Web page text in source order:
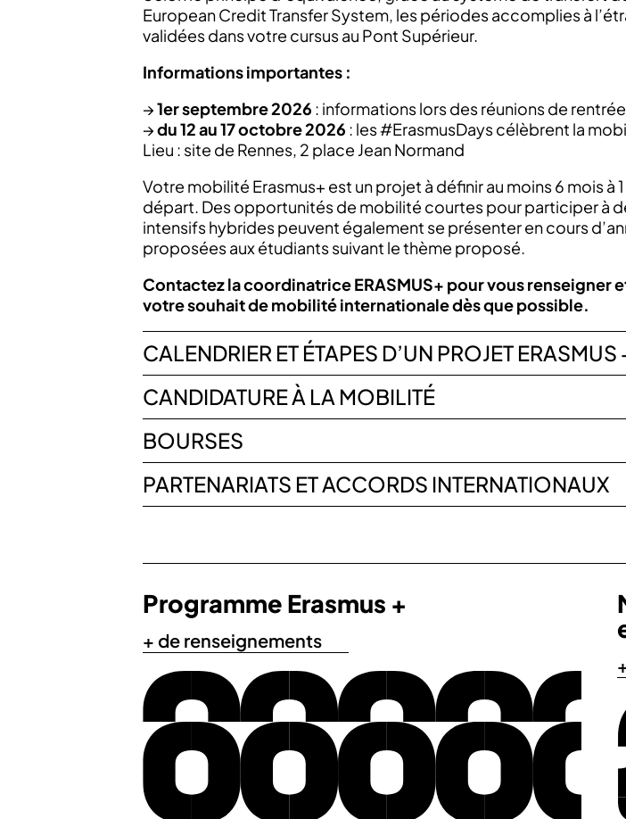
European Credit Transfer System, les périodes accomplies à
validées dans votre cursus au Pont Supérieur.
Informations importantes :
→1er septembre 2026 : informations lors des réunions de rentrée
→du 12 au 17 octobre 2026 : les #ErasmusDays célèbrent la
Lieu : site de Rennes, 2 place Jean Normand
Votre mobilité Erasmus+ est un projet à définir au moins 6 mois à 1
départ. Des opportunités de mobilité courtes pour participer à
intensifs hybrides peuvent également se présenter en cours
proposées aux étudiants suivant le thème proposé.
Contactez la coordinatrice ERASMUS+ pour vous renseigner
votre souhait de mobilité internationale dès que possible.
CALENDRIER ET ÉTAPES D’UN PROJET ERASMUS
CANDIDATURE À LA MOBILITÉ
BOURSES
PARTENARIATS ET ACCORDS INTERNATIONAUX
Programme Erasmus +
+ de renseignements